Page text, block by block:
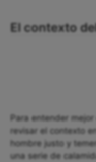
El contexto
Para entender
revisar el contexto
hombre justo y
una serie de